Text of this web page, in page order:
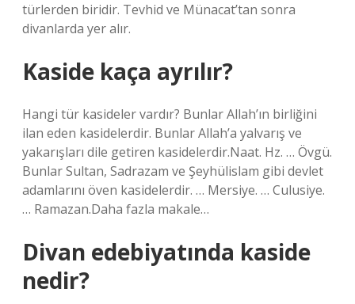
türlerden biridir. Tevhid ve Münacat’tan sonra
divanlarda yer alır.
Kaside kaça ayrılır?
Hangi tür kasideler vardır? Bunlar Allah’ın birliğini
ilan eden kasidelerdir. Bunlar Allah’a yalvarış ve
yakarışları dile getiren kasidelerdir.Naat. Hz. … Övgü.
Bunlar Sultan, Sadrazam ve Şeyhülislam gibi devlet
adamlarını öven kasidelerdir. … Mersiye. … Culusiye.
… Ramazan.Daha fazla makale…
Divan edebiyatında kaside
nedir?